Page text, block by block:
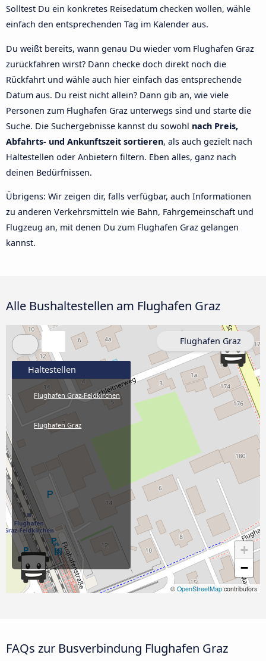
Solltest Du ein konkretes Reisedatum checken wollen, wähle
einfach den entsprechenden Tag im Kalender aus.
Du weißt bereits, wann genau Du wieder vom Flughafen Graz
zurückfahren wirst? Dann checke doch direkt noch die
Rückfahrt und wähle auch hier einfach das entsprechende
Datum aus. Du reist nicht allein? Dann gib an, wie viele
Personen zum Flughafen Graz unterwegs sind und starte die
Suche. Die Suchergebnisse kannst du sowohl nach Preis,
Abfahrts- und Ankunftszeit sortieren, als auch gezielt nach
Haltestellen oder Anbietern filtern. Eben alles, ganz nach
deinen Bedürfnissen.
Übrigens: Wir zeigen dir, falls verfügbar, auch Informationen
zu anderen Verkehrsmitteln wie Bahn, Fahrgemeinschaft und
Flugzeug an, mit denen Du zum Flughafen Graz gelangen
kannst.
Alle Bushaltestellen am Flughafen Graz
+
−
© OpenStreetMap contributors
Haltestellen
Flughafen Graz-Feldkirchen
Flughafen Graz
Flughafen Graz
FAQs zur Busverbindung Flughafen Graz